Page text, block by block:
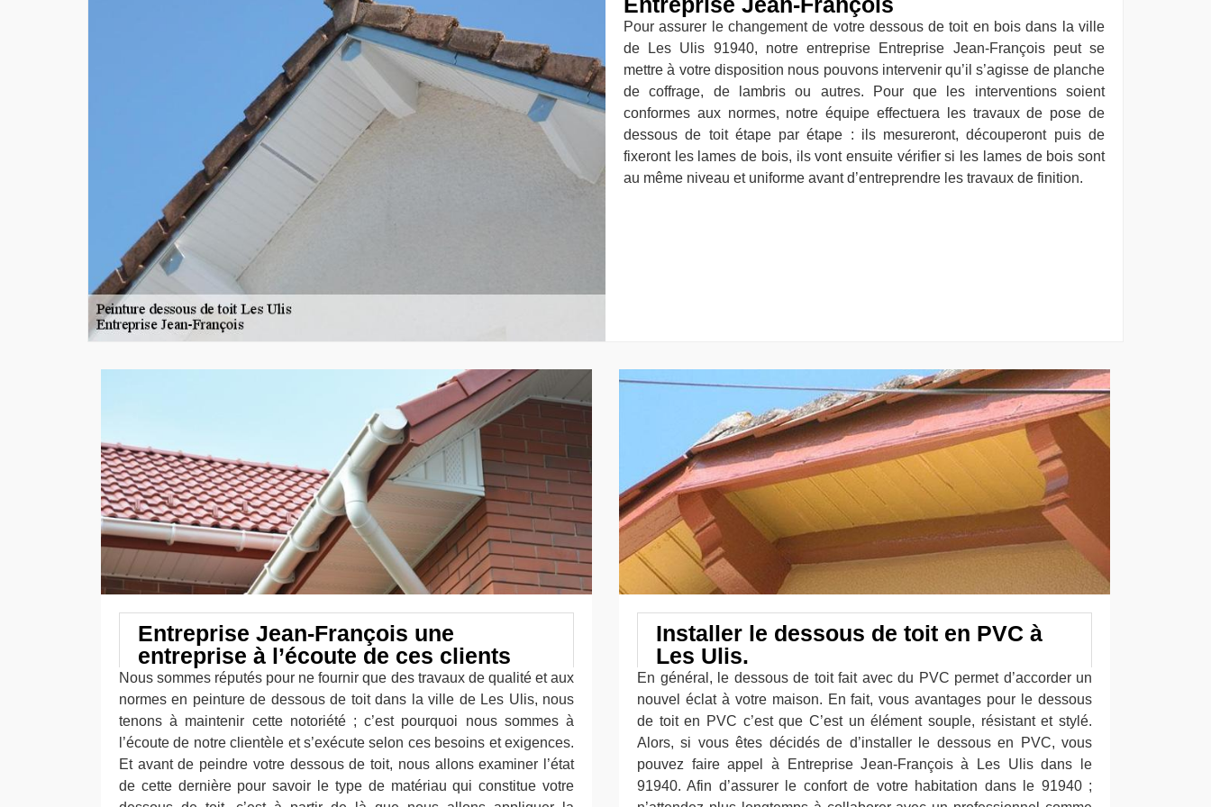
Pour assurer le changement de votre dessous de toit en bois dans la ville
de Les Ulis 91940, notre entreprise Entreprise Jean-François peut se
mettre à votre disposition nous pouvons intervenir qu’il s’agisse de planche
de coffrage, de lambris ou autres. Pour que les interventions soient
conformes aux normes, notre équipe effectuera les travaux de pose de
dessous de toit étape par étape : ils mesureront, découperont puis de
fixeront les lames de bois, ils vont ensuite vérifier si les lames de bois sont
au même niveau et uniforme avant d’entreprendre les travaux de finition.
Entreprise Jean-François une
entreprise à l’écoute de ces clients
Nous sommes réputés pour ne fournir que des travaux de qualité et aux
normes en peinture de dessous de toit dans la ville de Les Ulis, nous
tenons à maintenir cette notoriété ; c’est pourquoi nous sommes à
l’écoute de notre clientèle et s’exécute selon ces besoins et exigences.
Et avant de peindre votre dessous de toit, nous allons examiner l’état
de cette dernière pour savoir le type de matériau qui constitue votre
Installer le dessous de toit en PVC à
Les Ulis.
En général, le dessous de toit fait avec du PVC permet d’accorder un
nouvel éclat à votre maison. En fait, vous avantages pour le dessous
de toit en PVC c’est que C’est un élément souple, résistant et stylé.
Alors, si vous êtes décidés de d’installer le dessous en PVC, vous
pouvez faire appel à Entreprise Jean-François à Les Ulis dans le
91940. Afin d’assurer le confort de votre habitation dans le 91940 ;